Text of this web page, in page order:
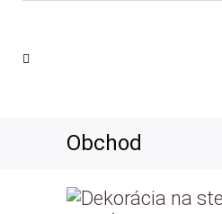
Obchod